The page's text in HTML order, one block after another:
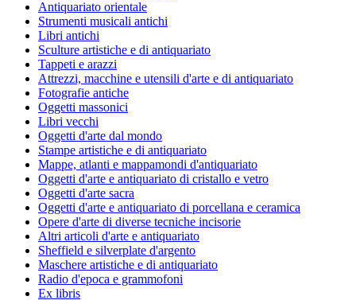
Antiquariato orientale
Strumenti musicali antichi
Libri antichi
Sculture artistiche e di antiquariato
Tappeti e arazzi
Attrezzi, macchine e utensili d'arte e di antiquariato
Fotografie antiche
Oggetti massonici
Libri vecchi
Oggetti d'arte dal mondo
Stampe artistiche e di antiquariato
Mappe, atlanti e mappamondi d'antiquariato
Oggetti d'arte e antiquariato di cristallo e vetro
Oggetti d'arte sacra
Oggetti d'arte e antiquariato di porcellana e ceramica
Opere d'arte di diverse tecniche incisorie
Altri articoli d'arte e antiquariato
Sheffield e silverplate d'argento
Maschere artistiche e di antiquariato
Radio d'epoca e grammofoni
Ex libris